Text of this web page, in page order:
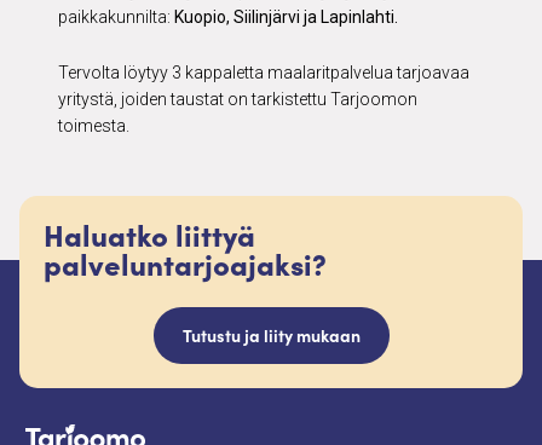
paikkakunnilta: Kuopio, Siilinjärvi ja Lapinlahti.
Tervolta löytyy 3 kappaletta maalaritpalvelua tarjoavaa
yritystä, joiden taustat on tarkistettu Tarjoomon
toimesta.
Haluatko liittyä
palveluntarjoajaksi?
Tutustu ja liity mukaan